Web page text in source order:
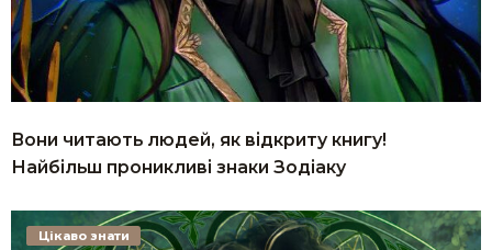
Вони читають людей, як відкриту книгу!
Найбільш проникливі знаки Зодіаку
Цікаво знати